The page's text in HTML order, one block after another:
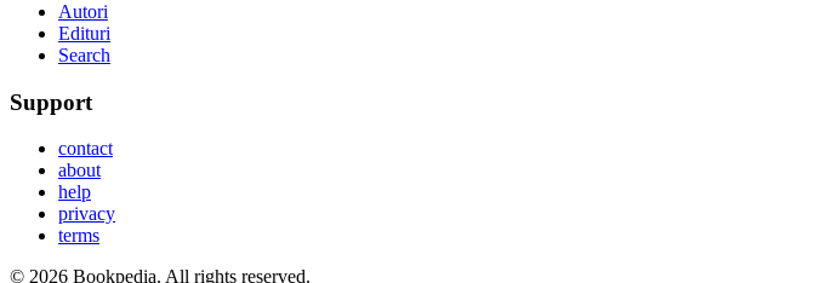
Autori
Edituri
Search
Support
contact
about
help
privacy
terms
© 2026 Bookpedia. All rights reserved.